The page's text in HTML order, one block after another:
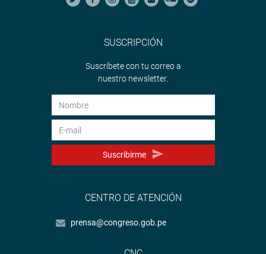
SUSCRIPCIÓN
Suscríbete con tu correo a
nuestro newsletter.
Suscribirme
CENTRO DE ATENCIÓN
prensa@congreso.gob.pe